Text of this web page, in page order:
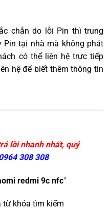
chắn do lỗi Pin thì trung
tại nhà mà không phát
có thể liên hệ trực tiếp
hệ để biết thêm thông tin
lời nhanh nhất, quý
308 308
redmi 9c nfc"
từ khóa tìm kiếm